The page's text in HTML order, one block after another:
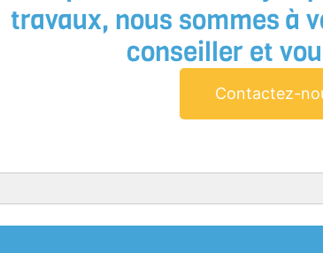
travaux, nous sommes à
conseiller et
Contactez-